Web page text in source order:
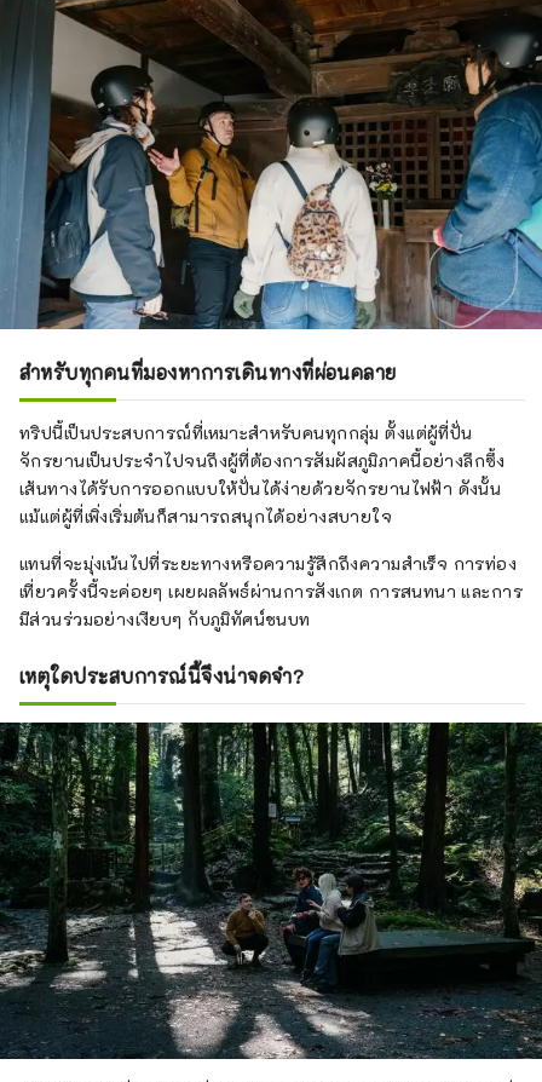
สำหรับทุกคนที่มองหาการเดินทางที่ผ่อนคลาย
ทริปนี้เป็นประสบการณ์ที่เหมาะสำหรับคนทุกกลุ่ม ตั้งแต่ผู้ที่ปั่น
จักรยานเป็นประจำไปจนถึงผู้ที่ต้องการสัมผัสภูมิภาคนี้อย่างลึกซึ้ง
เส้นทางได้รับการออกแบบให้ปั่นได้ง่ายด้วยจักรยานไฟฟ้า ดังนั้น
แม้แต่ผู้ที่เพิ่งเริ่มต้นก็สามารถสนุกได้อย่างสบายใจ
แทนที่จะมุ่งเน้นไปที่ระยะทางหรือความรู้สึกถึงความสำเร็จ การท่อง
เที่ยวครั้งนี้จะค่อยๆ เผยผลลัพธ์ผ่านการสังเกต การสนทนา และการ
มีส่วนร่วมอย่างเงียบๆ กับภูมิทัศน์ชนบท
เหตุใดประสบการณ์นี้จึงน่าจดจำ?